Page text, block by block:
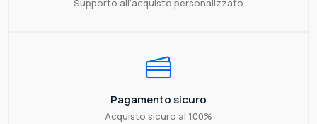
Supporto all'acquisto personalizzato
Pagamento sicuro
Acquisto sicuro al 100%